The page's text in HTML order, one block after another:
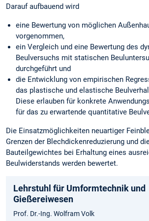
Darauf aufbauend wird
eine Bewertung von möglichen
vorgenommen,
ein Vergleich und eine Bewertung des
Beulversuchs mit statischen
durchgeführt und
die Entwicklung von empirischen
das plastische und elastische
Diese erlauben für konkrete
für das zu erwartende quantitative
Die Einsatzmöglichkeiten neuartiger
Grenzen der Blechdickenreduzierung und
Bauteilgewichtes bei Erhaltung eines
Beulwiderstands werden bewertet.
Lehrstuhl für Umformtechnik und
Gießereiwesen
Prof. Dr.-Ing. Wolfram Volk